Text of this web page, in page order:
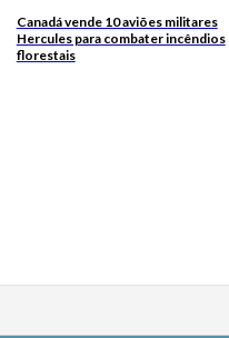
Canadá vende 10 aviões militares
Hercules para combater incêndios
florestais